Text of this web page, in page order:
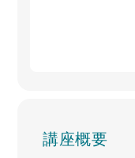
講座概要